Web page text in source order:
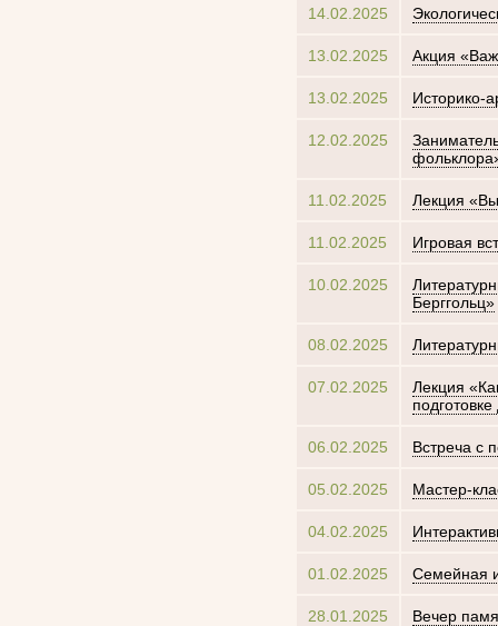
14.02.2025
13.02.2025 Акция
13.02.2025 Историко-
12.02.2025
11.02.2025 Лекция
11.02.2025 Игровая
10.02.2025
Берггольц»
08.02.2025
07.02.2025
Лекция
06.02.2025 Встреча с
05.02.2025 Мастер-
04.02.2025
01.02.2025 Семейная
28.01.2025 Вечер